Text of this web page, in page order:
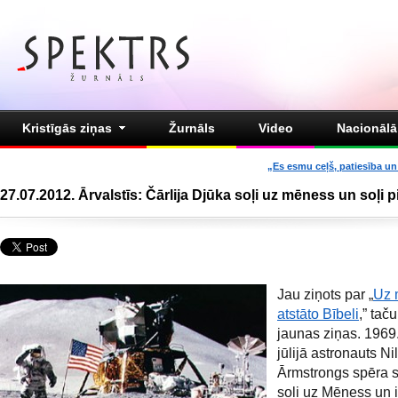
Kristīgās ziņas Žurnāls Video
„Es esmu ceļš, patiesība
27.07.2012. Ārvalstīs: Čārlija Djūka soļi uz mēness un soļi
Jau ziņots par „Uz
atstāto Bībeli,”
jaunas ziņas.
jūlijā astronauts
Ārmstrongs spēra
soli uz Mēness un